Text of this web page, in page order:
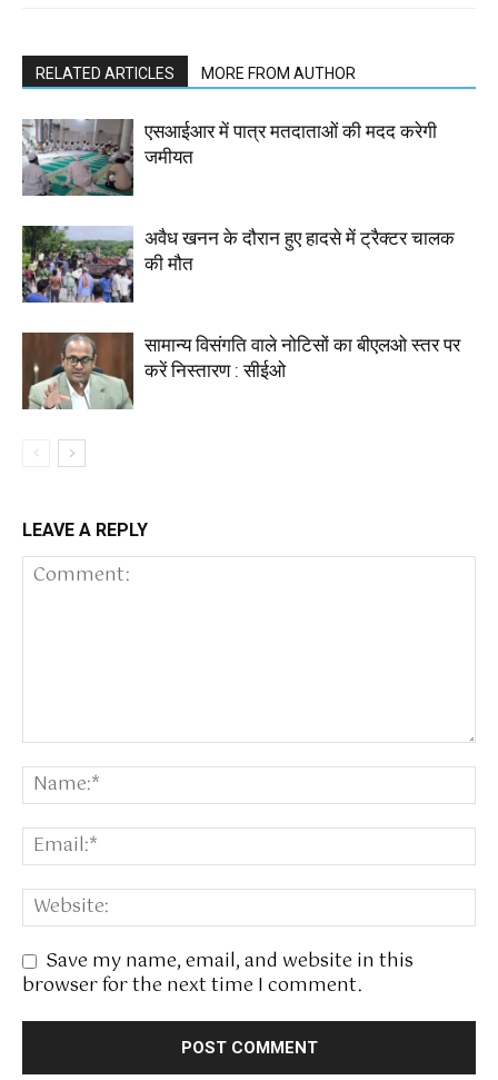
RELATED ARTICLES MORE FROM AUTHOR
एसआईआर में पात्र मतदाताओं की मदद करेगी
जमीयत
अवैध खनन के दौरान हुए हादसे में ट्रैक्टर चालक
की मौत
सामान्य विसंगति वाले नोटिसों का बीएलओ स्तर पर
करें निस्तारण : सीईओ
LEAVE A REPLY
Save my name, email, and website in this
browser for the next time I comment.